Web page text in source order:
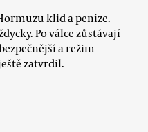
klid a peníze.
Po válce zůstávají
a režim
zatvrdil.